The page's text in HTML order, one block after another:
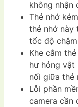
không nhận
Thẻ nhớ
thẻ nhớ này
tốc độ
Khe cắm
hư hỏng
nối giữa thẻ
Lỗi phần
camera cần